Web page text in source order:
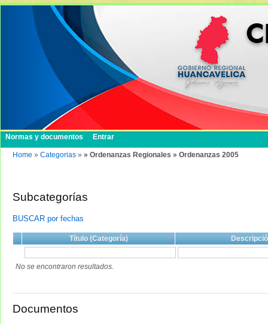
Normas y documentos Entrar
Home » Categorias » » Ordenanzas Regionales » Ordenanzas 2005
Subcategorías
BUSCAR por fechas
Título (Categoría)
No se encontraron resultados.
Documentos